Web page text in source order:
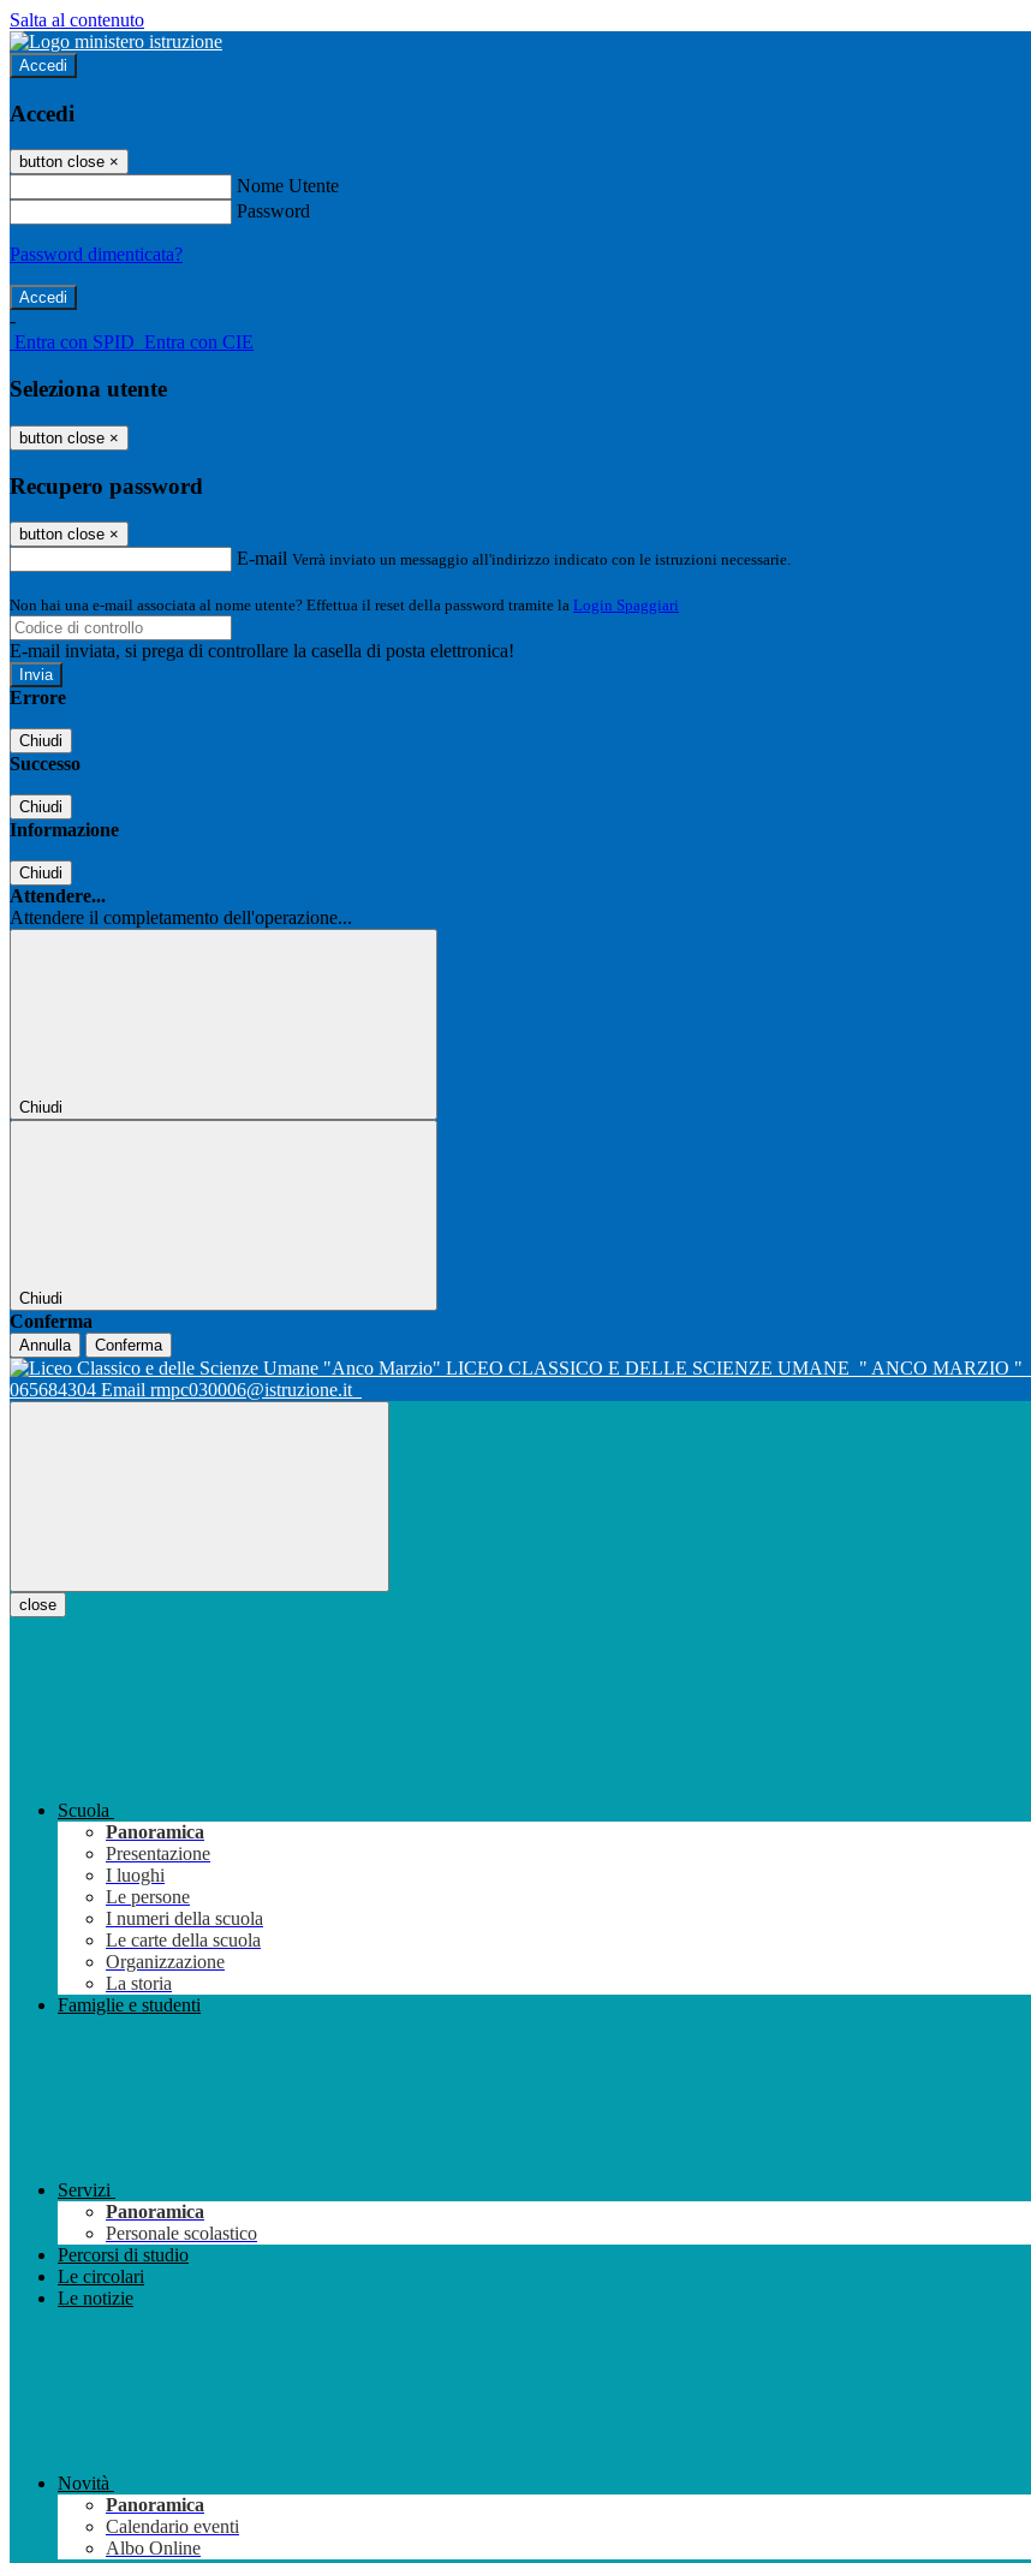
Salta al contenuto
Accedi
Accedi
button close ×
Nome Utente
Password
Password dimenticata?
-
Entra con SPID Entra con CIE
Seleziona utente
button close ×
Recupero password
button close ×
E-mail Verrà inviato un messaggio all'indirizzo indicato con le istruzioni necessarie.
Non hai una e-mail associata al nome utente? Effettua il reset della password tramite la Login Spaggiari
E-mail inviata, si prega di controllare la casella di posta elettronica!
Errore
Chiudi
Successo
Chiudi
Informazione
Chiudi
Attendere...
Attendere il completamento dell'operazione...
Chiudi
Chiudi
Conferma
Annulla Conferma
LICEO CLASSICO E DELLE SCIENZE UMANE " ANCO MARZIO "
065684304 Email rmpc030006@istruzione.it
close
Scuola
Panoramica
Presentazione
I luoghi
Le persone
I numeri della scuola
Le carte della scuola
Organizzazione
La storia
Famiglie e studenti
Servizi
Panoramica
Personale scolastico
Percorsi di studio
Le circolari
Le notizie
Novità
Panoramica
Calendario eventi
Albo Online